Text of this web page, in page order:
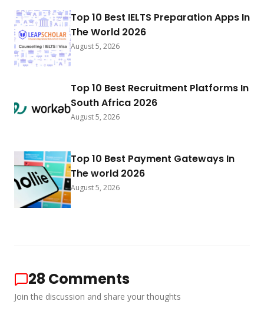
Top 10 Best IELTS Preparation Apps In
The World 2026
August 5, 2026
Top 10 Best Recruitment Platforms In
South Africa 2026
August 5, 2026
Top 10 Best Payment Gateways In
The world 2026
August 5, 2026
28 Comments
Join the discussion and share your thoughts